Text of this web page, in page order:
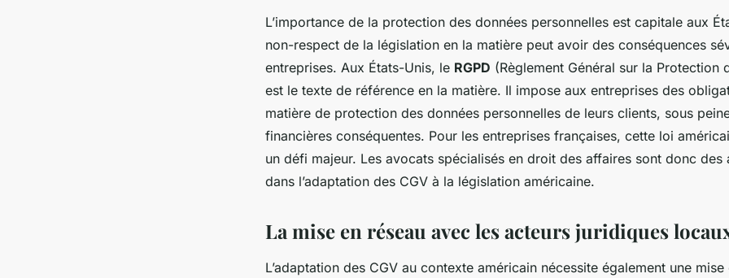
L’importance de la protection des données personnelles est capitale aux
non-respect de la législation en la matière peut avoir des conséquences
entreprises. Aux États-Unis, le RGPD (Règlement Général sur la Protection
est le texte de référence en la matière. Il impose aux entreprises des
matière de protection des données personnelles de leurs clients, sous
financières conséquentes. Pour les entreprises françaises, cette loi
un défi majeur. Les avocats spécialisés en droit des affaires sont donc des
dans l’adaptation des CGV à la législation américaine.
La mise en réseau avec les acteurs juridiques
L’adaptation des CGV au contexte américain nécessite également une